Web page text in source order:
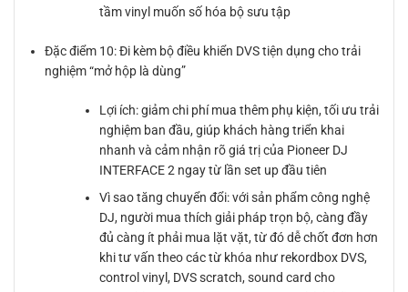
tầm vinyl muốn số hóa bộ sưu tập
Đặc điểm 10: Đi kèm bộ điều khiển DVS tiện dụng cho trải
nghiệm “mở hộp là dùng”
Lợi ích: giảm chi phí mua thêm phụ kiện, tối ưu trải
nghiệm ban đầu, giúp khách hàng triển khai
nhanh và cảm nhận rõ giá trị của Pioneer DJ
INTERFACE 2 ngay từ lần set up đầu tiên
Vì sao tăng chuyển đổi: với sản phẩm công nghệ
DJ, người mua thích giải pháp trọn bộ, càng đầy
đủ càng ít phải mua lặt vặt, từ đó dễ chốt đơn hơn
khi tư vấn theo các từ khóa như rekordbox DVS,
control vinyl, DVS scratch, sound card cho